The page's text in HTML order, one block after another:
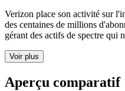
Verizon place son activité sur
des centaines de millions
gérant des actifs de spectre qui
Voir plus
Aperçu comparatif